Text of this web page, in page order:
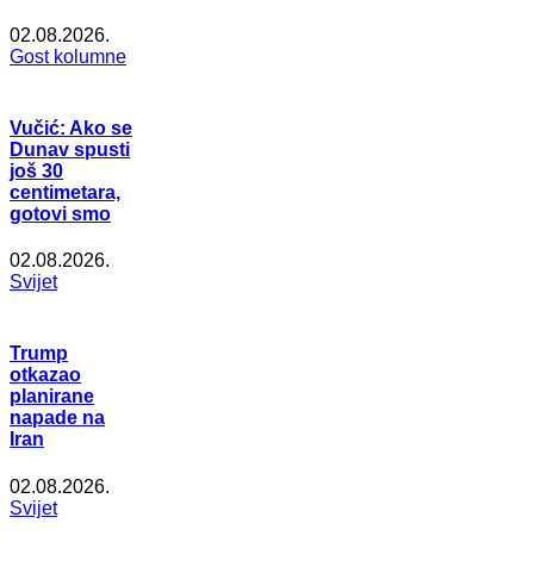
02.08.2026.
Gost kolumne
Vučić: Ako se
Dunav spusti
još 30
centimetara,
gotovi smo
02.08.2026.
Svijet
Trump
otkazao
planirane
napade na
Iran
02.08.2026.
Svijet